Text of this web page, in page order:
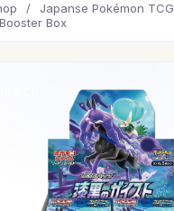
/ Japanse Pokémon TCG
Box